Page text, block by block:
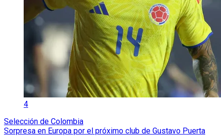
4
Selección de Colombia
Sorpresa en Europa por el próximo club de Gustavo Puerta